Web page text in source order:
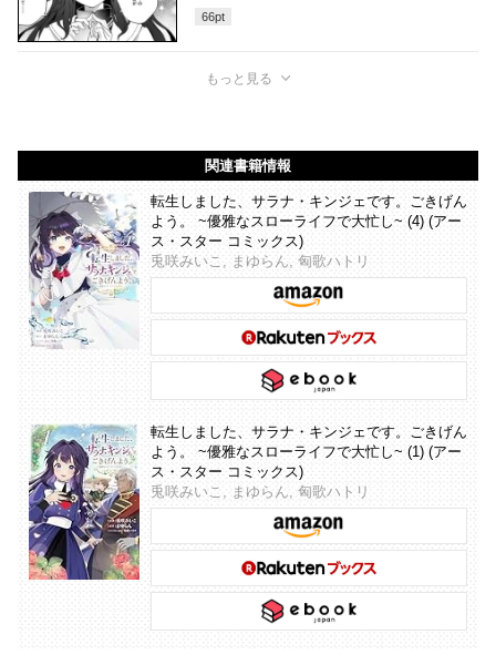
66pt
もっと見る
関連書籍情報
転生しました、サラナ・キンジェです。ごきげん
よう。 ~優雅なスローライフで大忙し~ (4) (アー
ス・スター コミックス)
兎咲みいこ, まゆらん, 匈歌ハトリ
転生しました、サラナ・キンジェです。ごきげん
よう。 ~優雅なスローライフで大忙し~ (1) (アー
ス・スター コミックス)
兎咲みいこ, まゆらん, 匈歌ハトリ